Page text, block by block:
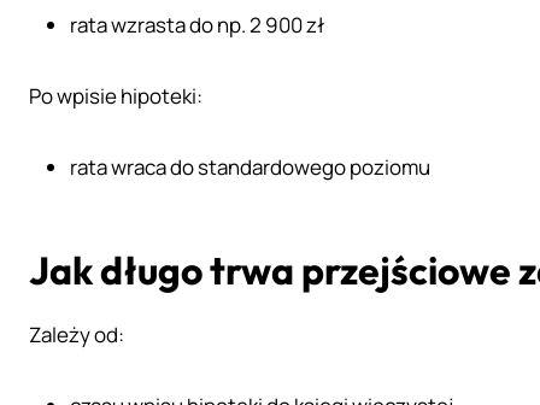
rata wzrasta do np. 2 900 zł
Po wpisie hipoteki:
rata wraca do standardowego poziomu
Jak długo trwa przejściowe
Zależy od: